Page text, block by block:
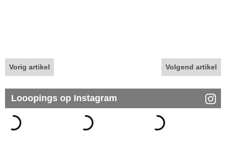
Vorig artikel Volgend artikel
Looopings op Instagram